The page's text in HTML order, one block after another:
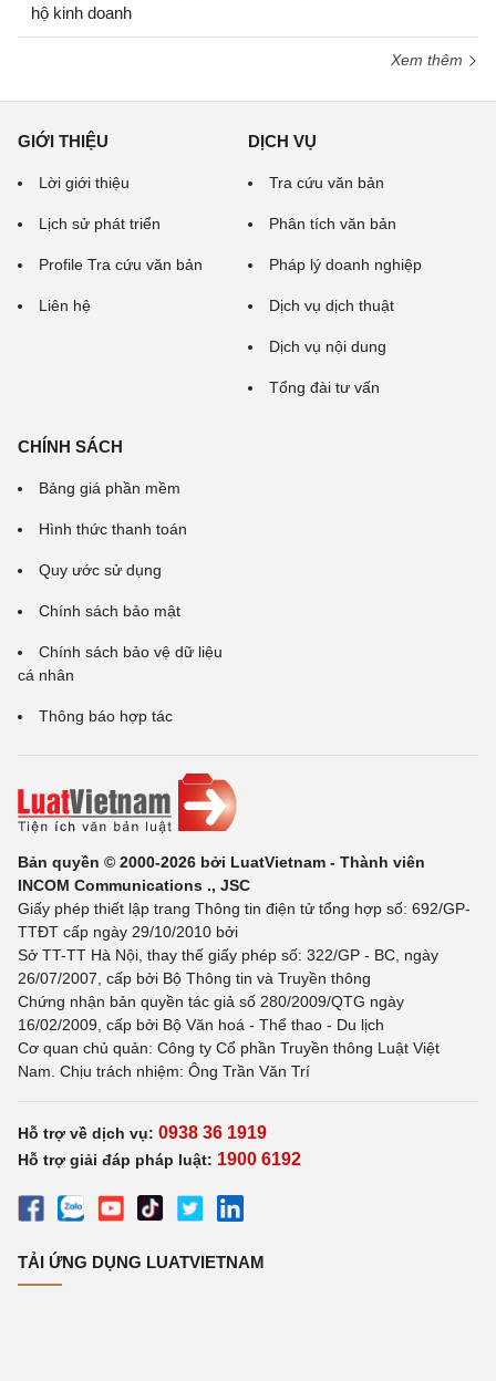
hộ kinh doanh
Xem thêm
GIỚI THIỆU
Lời giới thiệu
Lịch sử phát triển
Profile Tra cứu văn bản
Liên hệ
DỊCH VỤ
Tra cứu văn bản
Phân tích văn bản
Pháp lý doanh nghiệp
Dịch vụ dịch thuật
Dịch vụ nội dung
Tổng đài tư vấn
CHÍNH SÁCH
Bảng giá phần mềm
Hình thức thanh toán
Quy ước sử dụng
Chính sách bảo mật
Chính sách bảo vệ dữ liệu
cá nhân
Thông báo hợp tác
Bản quyền © 2000-2026 bởi LuatVietnam - Thành viên
INCOM Communications ., JSC
Giấy phép thiết lập trang Thông tin điện tử tổng hợp số: 692/GP-
TTĐT cấp ngày 29/10/2010 bởi
Sở TT-TT Hà Nội, thay thế giấy phép số: 322/GP - BC, ngày
26/07/2007, cấp bởi Bộ Thông tin và Truyền thông
Chứng nhận bản quyền tác giả số 280/2009/QTG ngày
16/02/2009, cấp bởi Bộ Văn hoá - Thể thao - Du lịch
Cơ quan chủ quản: Công ty Cổ phần Truyền thông Luật Việt
Nam. Chịu trách nhiệm: Ông Trần Văn Trí
Hỗ trợ về dịch vụ: 0938 36 1919
Hỗ trợ giải đáp pháp luật: 1900 6192
TẢI ỨNG DỤNG LUATVIETNAM